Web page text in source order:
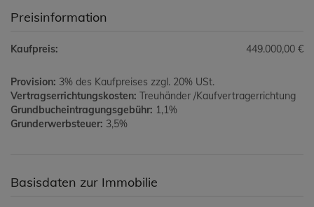
Preisinformation
Kaufpreis: 449.000,00 €
Provision: 3% des Kaufpreises zzgl. 20% USt.
Vertragserrichtungskosten: Treuhänder /Kaufvertragerrichtung
Grundbucheintragungsgebühr: 1,1%
Grunderwerbsteuer: 3,5%
Basisdaten zur Immobilie